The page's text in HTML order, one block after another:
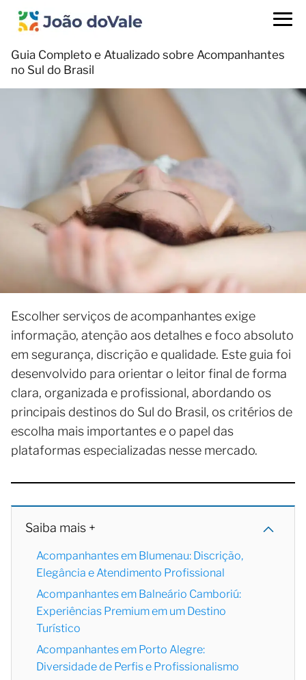
Guia Completo e Atualizado sobre Acompanhantes
no Sul do Brasil
Escolher serviços de acompanhantes exige
informação, atenção aos detalhes e foco absoluto
em segurança, discrição e qualidade. Este guia foi
desenvolvido para orientar o leitor final de forma
clara, organizada e profissional, abordando os
principais destinos do Sul do Brasil, os critérios de
escolha mais importantes e o papel das
plataformas especializadas nesse mercado.
Saiba mais +
Acompanhantes em Blumenau: Discrição,
Elegância e Atendimento Profissional
Acompanhantes em Balneário Camboriú:
Experiências Premium em um Destino
Turístico
Acompanhantes em Porto Alegre:
Diversidade de Perfis e Profissionalismo